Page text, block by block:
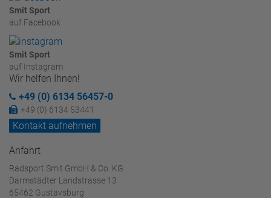
Smit Sport
auf Facebook
Smit Sport
auf Instagram
Wir helfen Ihnen!
+49 (0) 6134 56457-0
+49 (0) 6134 53441
Kontakt aufnehmen
Anfahrt
Radsport Smit GmbH & Co. KG
Darmstädter Landstrasse 13
65462 Gustavsburg